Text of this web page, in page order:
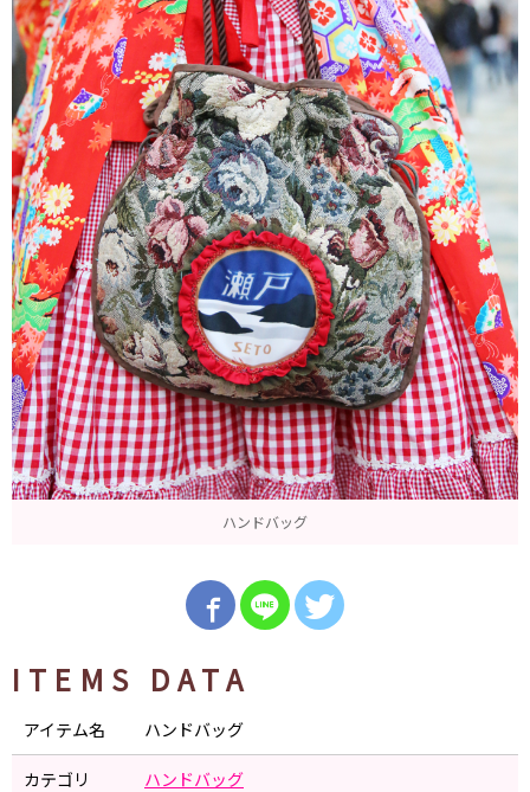
ハンドバッグ
ITEMS DATA
アイテム名 ハンドバッグ
カテゴリ ハンドバッグ